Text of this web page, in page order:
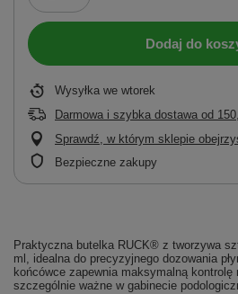
Dodaj do
Wysyłka we wtorek
Darmowa i szybka dostawa od
Sprawdź, w którym sklepie
Bezpieczne zakupy
Praktyczna butelka RUCK® z tworzywa
ml, idealna do precyzyjnego dozowania
końcówce zapewnia maksymalną
szczególnie ważne w gabinecie